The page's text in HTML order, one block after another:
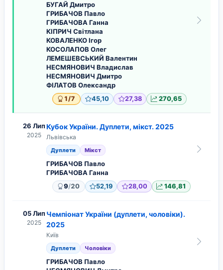
БУГАЙ Дмитро
ГРИБАЧОВ Павло
ГРИБАЧОВА Ганна
КІПРИЧ Світлана
КОВАЛЕНКО Ігор
КОСОЛАПОВ Олег
ЛЕМЕШЕВСЬКИЙ Валентин
НЕСМЯНОВИЧ Владислав
НЕСМЯНОВИЧ Дмитро
ФІЛАТОВ Олександр
1/7 45,10 27,38 270,65
26 Лип
2025
Кубок України. Дуплети, мікст. 2025
Львівська
Дуплети Мікст
ГРИБАЧОВ Павло
ГРИБАЧОВА Ганна
9/20 52,19 28,00 146,81
05 Лип
2025
Чемпіонат України (дуплети, чоловіки).
2025
Київ
Дуплети Чоловіки
ГРИБАЧОВ Павло